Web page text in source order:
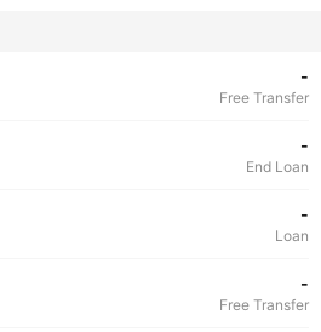
-
Free Transfer
-
End Loan
-
Loan
-
Free Transfer